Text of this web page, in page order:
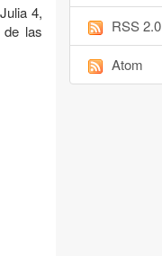
4,
de las
RSS 2.0
Atom